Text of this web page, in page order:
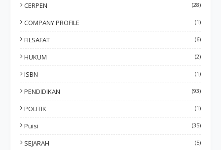
CERPEN (28)
COMPANY PROFILE (1)
FILSAFAT (6)
HUKUM (2)
ISBN (1)
PENDIDIKAN (93)
POLITIK (1)
Puisi (35)
SEJARAH (5)